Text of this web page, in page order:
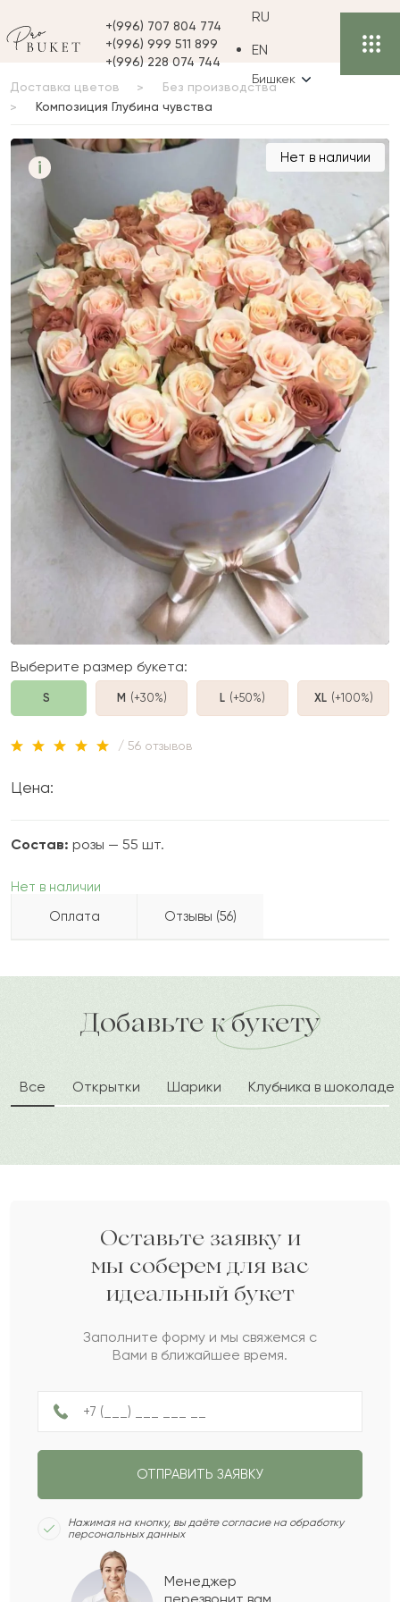
+(996) 707 804 774
+(996) 999 511 899
+(996) 228 074 744
RU
EN
Бишкек
Доставка цветов
Без производства
Композиция Глубина чувства
i
Глубина
Нет в наличии
Выберите размер букета:
S M (+30%) L (+50%) XL (+100%)
/ 56 отзывов
Цена:
Состав: розы — 55 шт.
Нет в наличии
Оплата
Отзывы (56)
доставка по городу в течение часа
К 2022-09-06
Кристина
2022-09-01
Е 2022-07-25
Есназар
Р 2022-04-05
Райана
2022-03-31
Рашид
2022-03-25
Савел
Фархад
А Артамон
Марс
Добавьте к букету
Все Открытки Шарики Клубника в шоколаде
Оставьте заявку и
мы соберем для вас
идеальный букет
Заполните форму и мы свяжемся с
Вами в ближайшее время.
ОТПРАВИТЬ ЗАЯВКУ
Нажимая на кнопку, вы даёте согласие на обработку
персональных данных
Менеджер